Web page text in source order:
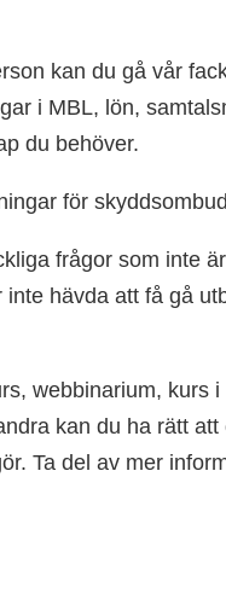
kan du gå vår
i MBL, lön,
du behöver.
för
frågor som inte
hävda att få gå
webbinarium, kurs
kan du ha rätt att
Ta del av mer